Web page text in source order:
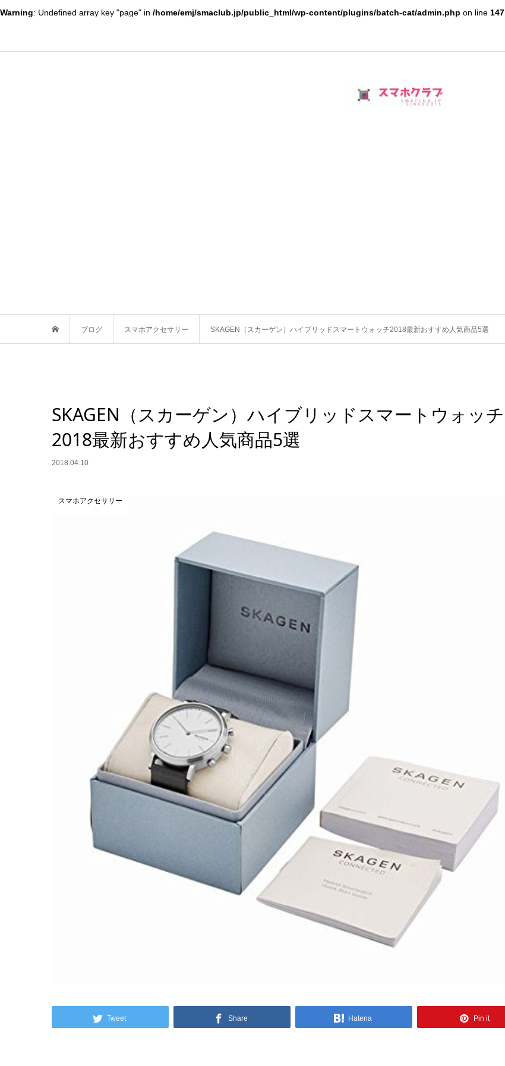
Warning: Undefined array key "page" in /home/emj/smaclub.jp/public_html/wp-content/plugins/batch-cat/admin.php on line 147
ブログ スマホアクセサリー SKAGEN（スカーゲン）ハイブリッドスマートウォッチ2018最新おすすめ人気商品5選
SKAGEN（スカーゲン）ハイブリッドスマートウォッチ
2018最新おすすめ人気商品5選
2018.04.10
スマホアクセサリー
Tweet Share Hatena Pin it